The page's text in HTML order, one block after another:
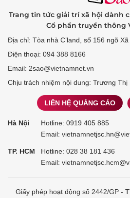
Trang tin tức giải trí xã hội dành
Cổ phần truyền thông
Địa chỉ: Tòa nhà C’land, số 156 ngõ
Điện thoại: 094 388 8166
Email: 2sao@vietnamnet.vn
Chịu trách nhiệm nội dung: Trương Thị
LIÊN HỆ QUẢNG CÁO
Hà Nội Hotline: 0919 405 885
Email:
TP. HCM Hotline: 028 38 181 436
Email:
Giấy phép hoạt động số 2442/GP -